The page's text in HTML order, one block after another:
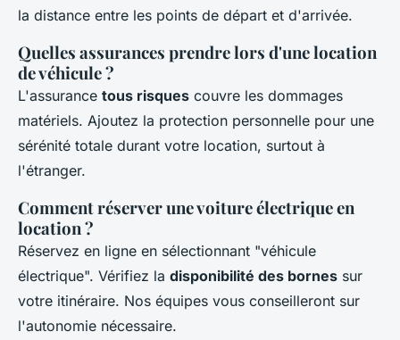
la distance entre les points de départ et d'arrivée.
Quelles assurances prendre lors d'une location
de véhicule ?
L'assurance tous risques couvre les dommages
matériels. Ajoutez la protection personnelle pour une
sérénité totale durant votre location, surtout à
l'étranger.
Comment réserver une voiture électrique en
location ?
Réservez en ligne en sélectionnant "véhicule
électrique". Vérifiez la disponibilité des bornes sur
votre itinéraire. Nos équipes vous conseilleront sur
l'autonomie nécessaire.